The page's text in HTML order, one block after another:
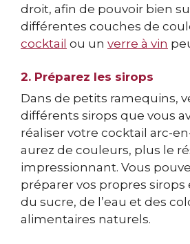
droit, afin de pouvoir bien
différentes couches de
cocktail ou un verre à vin
2. Préparez les sirops
Dans de petits ramequins,
différents sirops que vous
réaliser votre cocktail arc-
aurez de couleurs, plus le
impressionnant. Vous
préparer vos propres
du sucre, de l’eau et des
alimentaires naturels.